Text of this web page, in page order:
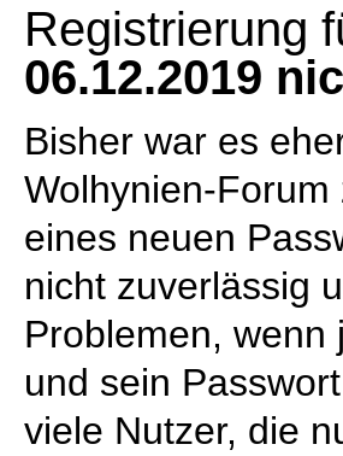
Registrierung
06.12.2019
Bisher war es
Wolhynien-
eines neuen
nicht zuverlässig
Problemen,
und sein
viele Nutzer, die